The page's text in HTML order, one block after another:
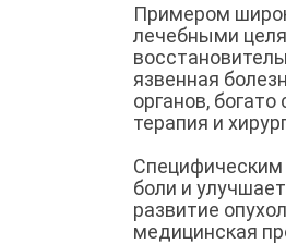
Примером
лечебными
язвенная
органов,
терапия и
Специфическим
боли и
развитие
медицинская